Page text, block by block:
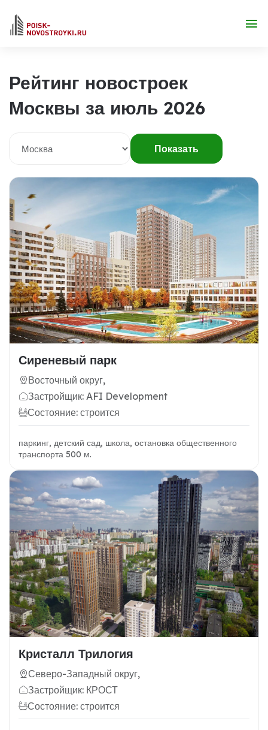
Рейтинг новостроек
Москвы за июль 2026
Показать
Сиреневый парк
Восточный округ,
Застройщик: AFI Development
Состояние: строится
паркинг, детский сад, школа, остановка общественного
транспорта 500 м.
Кристалл Трилогия
Северо-Западный округ,
Застройщик: КРОСТ
Состояние: строится